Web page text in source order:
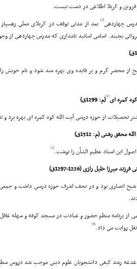
قزوین و کربلا اطلاعى در دست نیست.
چهاردهى[3] بعد از مدتى توقف در کربلاى معلى
بچیند. اسامى اساتید نامدارى که مدرس چهاردهى از
از محضر گرم و پر فایده وى بهره مند شود و نام خویش
[6] (م: 1299ق)
تحصیلات از حوزه درسى آیت الله کوه کمره اى بهره برد
این استاد عظیم الشأن را نوشت.[7]
انصارى بود و در نجف اشرف حوزه درسى داشت و جمعى
از برنامه منظم حضور و عبادت در مسجد کوفه و سهله
روایت مى داد.[8]
رشد کیفى دانشجویان علوم دینى موجب شد دروس